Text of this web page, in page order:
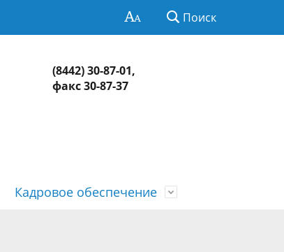
Поиск
(8442) 30-87-01,
факс 30-87-37
Кадровое обеспечение